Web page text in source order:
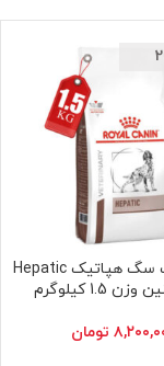
غذای خشک سگ هپاتیک Hepatic
1.5 کیلوگرم
تومان